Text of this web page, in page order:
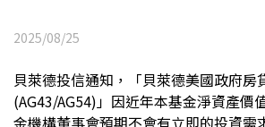
2025/08/25
貝萊德投信通知，「貝萊德美國政府房
(AG43/AG54)」 因近年本基金淨資產價
金機構董事會預期不會有立即的投資需